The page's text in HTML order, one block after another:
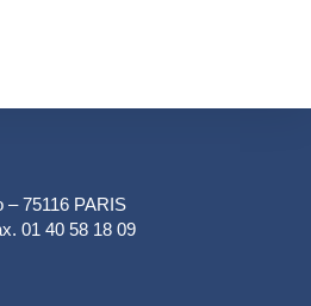
– 75116 PARIS
01 40 58 18 09